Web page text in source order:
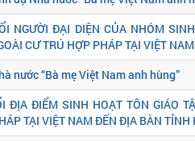
NGƯỜI ĐẠI DIỆN CỦA NHÓM
CƯ TRÚ HỢP PHÁP TẠI VIỆT
nước “Bà mẹ Việt Nam anh hùng”
ĐỊA ĐIỂM SINH HOẠT TÔN GIÁO
TẠI VIỆT NAM ĐẾN ĐỊA BÀN